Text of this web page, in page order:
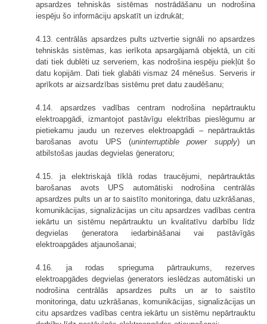
apsardzes tehniskās sistēmas nostrādāšanu un nodrošina
iespēju šo informāciju apskatīt un izdrukāt;
4.13. centrālās apsardzes pults uztvertie signāli no apsardzes
tehniskās sistēmas, kas ierīkota apsargājamā objektā, un citi
dati tiek dublēti uz serveriem, kas nodrošina iespēju piekļūt šo
datu kopijām. Dati tiek glabāti vismaz 24 mēnešus. Serveris ir
aprīkots ar aizsardzības sistēmu pret datu zaudēšanu;
4.14. apsardzes vadības centram nodrošina nepārtrauktu
elektroapgādi, izmantojot pastāvīgu elektrības pieslēgumu ar
pietiekamu jaudu un rezerves elektroapgādi – nepārtrauktās
barošanas avotu UPS (uninterruptible power supply) un
atbilstošas jaudas degvielas ģeneratoru;
4.15. ja elektriskajā tīklā rodas traucējumi, nepārtrauktās
barošanas avots UPS automātiski nodrošina centrālās
apsardzes pults un ar to saistīto monitoringa, datu uzkrāšanas,
komunikācijas, signalizācijas un citu apsardzes vadības centra
iekārtu un sistēmu nepārtrauktu un kvalitatīvu darbību līdz
degvielas ģeneratora iedarbināšanai vai pastāvīgās
elektroapgādes atjaunošanai;
4.16. ja rodas sprieguma pārtraukums, rezerves
elektroapgādes degvielas ģenerators ieslēdzas automātiski un
nodrošina centrālās apsardzes pults un ar to saistīto
monitoringa, datu uzkrāšanas, komunikācijas, signalizācijas un
citu apsardzes vadības centra iekārtu un sistēmu nepārtrauktu